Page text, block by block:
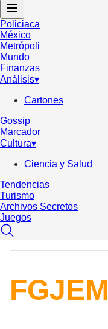
Policiaca
México
Metrópoli
Mundo
Finanzas
Análisis▾
Cartones
Gossip
Marcador
Cultura▾
Ciencia y Salud
Tendencias
Turismo
Archivos Secretos
Juegos
FGJEM